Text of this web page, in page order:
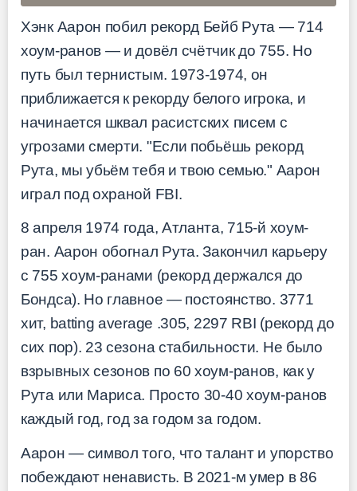
Хэнк Аарон побил рекорд Бейб Рута — 714
хоум-ранов — и довёл счётчик до 755. Но
путь был тернистым. 1973-1974, он
приближается к рекорду белого игрока, и
начинается шквал расистских писем с
угрозами смерти. "Если побьёшь рекорд
Рута, мы убьём тебя и твою семью." Аарон
играл под охраной FBI.
8 апреля 1974 года, Атланта, 715-й хоум-
ран. Аарон обогнал Рута. Закончил карьеру
с 755 хоум-ранами (рекорд держался до
Бондса). Но главное — постоянство. 3771
хит, batting average .305, 2297 RBI (рекорд до
сих пор). 23 сезона стабильности. Не было
взрывных сезонов по 60 хоум-ранов, как у
Рута или Мариса. Просто 30-40 хоум-ранов
каждый год, год за годом за годом.
Аарон — символ того, что талант и упорство
побеждают ненависть. В 2021-м умер в 86